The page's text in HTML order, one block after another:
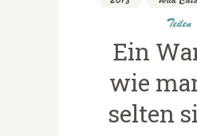
Teilen
Ein
wie
selten